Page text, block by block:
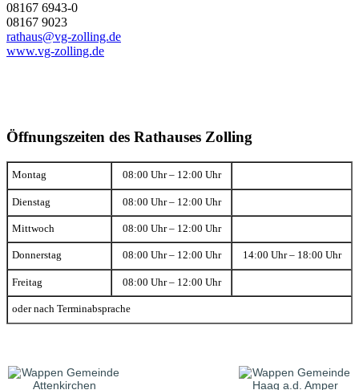
08167 6943-0
08167 9023
rathaus@vg-zolling.de
www.vg-zolling.de
Öffnungszeiten des Rathauses Zolling
Montag 08:00 Uhr – 12:00 Uhr
Dienstag 08:00 Uhr – 12:00 Uhr
Mittwoch 08:00 Uhr – 12:00 Uhr
Donnerstag 08:00 Uhr – 12:00 Uhr 14:00 Uhr – 18:00 Uhr
Freitag 08:00 Uhr – 12:00 Uhr
oder nach Terminabsprache